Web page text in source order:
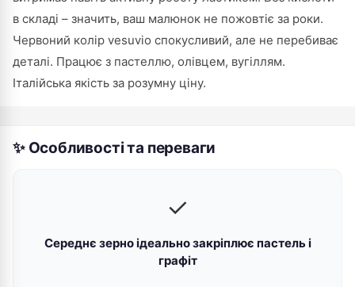
в складі – значить, ваш малюнок не пожовтіє за роки.
Червоний колір vesuvio спокусливий, але не перебиває
деталі. Працює з пастеллю, олівцем, вугіллям.
Італійська якість за розумну ціну.
✨ Особливості та переваги
✓
Середнє зерно ідеально закріплює пастель і
графіт